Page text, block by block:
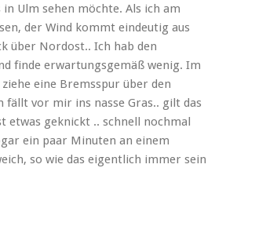
Ulm sehen möchte. Als ich am
der Wind kommt eindeutig aus
über Nordost.. Ich hab den
finde erwartungsgemäß wenig. Im
eine Bremsspur über den
fällt vor mir ins nasse Gras.. gilt das
etwas geknickt .. schnell nochmal
ein paar Minuten an einem
so wie das eigentlich immer sein